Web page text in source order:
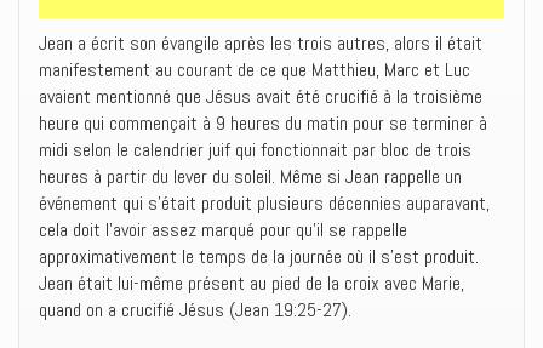
Jean a écrit son évangile après les trois autres, alors il était
manifestement au courant de ce que Matthieu, Marc et Luc
avaient mentionné que Jésus avait été crucifié à la troisième
heure qui commençait à 9 heures du matin pour se terminer à
midi selon le calendrier juif qui fonctionnait par bloc de trois
heures à partir du lever du soleil. Même si Jean rappelle un
événement qui s’était produit plusieurs décennies auparavant,
cela doit l’avoir assez marqué pour qu’il se rappelle
approximativement le temps de la journée où il s’est produit.
Jean était lui-même présent au pied de la croix avec Marie,
quand on a crucifié Jésus (Jean 19:25-27).